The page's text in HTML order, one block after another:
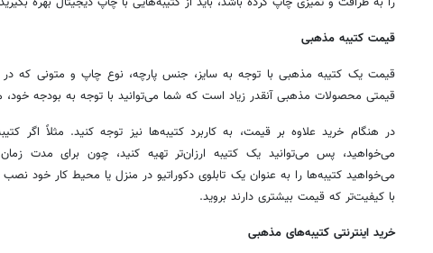
قیمت کتیبه مذهبی
قیمت یک کتیبه مذهبی با توجه به سایز، جنس پارچه، نوع چاپ و متونی که
قیمتی محصولات مذهبی آنقدر زیاد است که شما می‌توانید با توجه به بودجه
در هنگام خرید علاوه بر قیمت، به کاربرد کتیبه‌ها نیز توجه کنید. مثلاً اگر
می‌خواهید، پس می‌توانید یک کتیبه ارزان‌تر تهیه کنید، چون برای مدت
می‌خواهید کتیبه‌ها را به عنوان یک تابلوی دکوراتیو در منزل یا محیط کار خود
با کیفیت‌تر که قیمت بیشتری دارند بروید.
خرید اینترنتی کتیبه‌های مذهبی